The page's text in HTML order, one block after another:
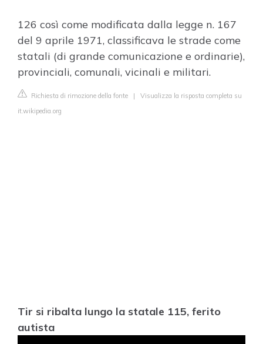
126 così come modificata dalla legge n. 167
del 9 aprile 1971, classificava le strade come
statali (di grande comunicazione e ordinarie),
provinciali, comunali, vicinali e militari.
Richiesta di rimozione della fonte | Visualizza la risposta completa su
it.wikipedia.org
Tir si ribalta lungo la statale 115, ferito
autista